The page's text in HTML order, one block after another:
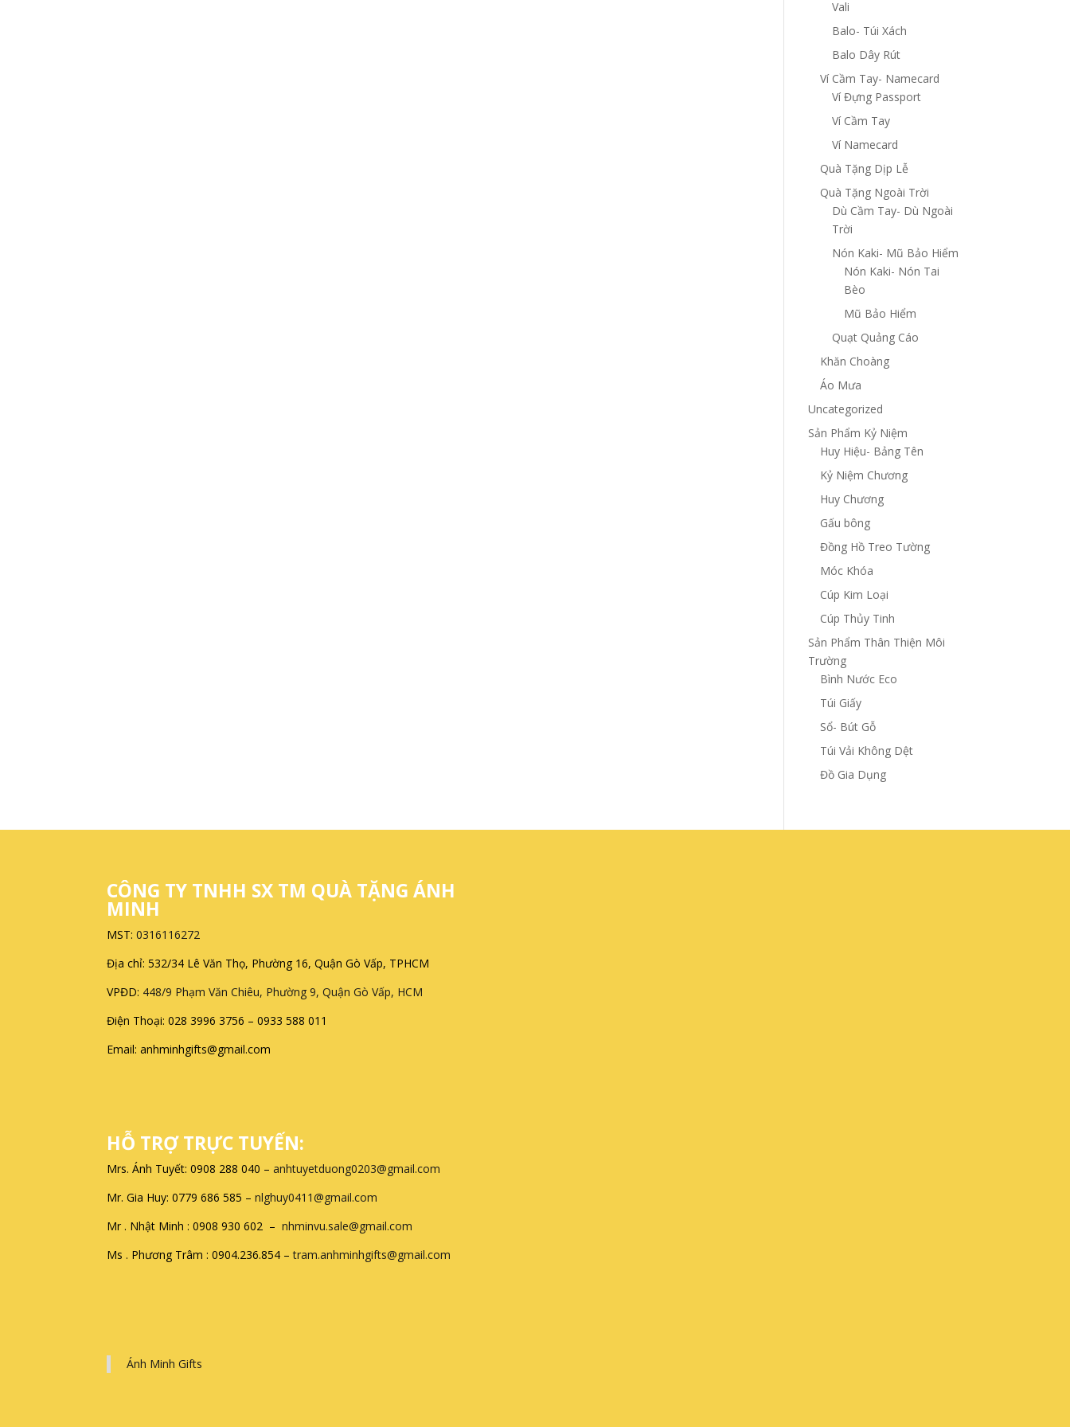
Vali
Balo- Túi Xách
Balo Dây Rút
Ví Cầm Tay- Namecard
Ví Đựng Passport
Ví Cầm Tay
Ví Namecard
Quà Tặng Dịp Lễ
Quà Tặng Ngoài Trời
Dù Cầm Tay- Dù Ngoài
Trời
Nón Kaki- Mũ Bảo Hiểm
Nón Kaki- Nón Tai
Bèo
Mũ Bảo Hiểm
Quạt Quảng Cáo
Khăn Choàng
Áo Mưa
Uncategorized
Sản Phẩm Kỷ Niệm
Huy Hiệu- Bảng Tên
Kỷ Niệm Chương
Huy Chương
Gấu bông
Đồng Hồ Treo Tường
Móc Khóa
Cúp Kim Loại
Cúp Thủy Tinh
Sản Phẩm Thân Thiện Môi
Trường
Bình Nước Eco
Túi Giấy
Sổ- Bút Gỗ
Túi Vải Không Dệt
Đồ Gia Dụng
CÔNG TY TNHH SX TM QUÀ TẶNG ÁNH
MINH
MST:0316116272
Địa chỉ: 532/34 Lê Văn Thọ, Phường 16, Quận Gò Vấp, TPHCM
VPĐD: 448/9 Phạm Văn Chiêu, Phường 9, Quận Gò Vấp, HCM
Điện Thoại: 028 3996 3756 – 0933 588 011
Email: anhminhgifts@gmail.com
HỖ TRỢ TRỰC TUYẾN:
Mrs. Ánh Tuyết: 0908 288 040 –anhtuyetduong0203@gmail.com
Mr. Gia Huy: 0779 686 585 –nlghuy0411@gmail.com
Mr . Nhật Minh : 0908 930 602 –nhminvu.sale@gmail.com
Ms . Phương Trâm : 0904.236.854 –tram.anhminhgifts@gmail.com
Ánh Minh Gifts